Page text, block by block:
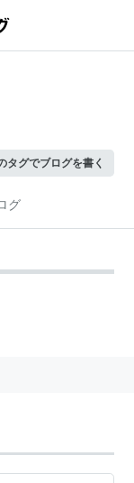
タグでブログを書く
グ